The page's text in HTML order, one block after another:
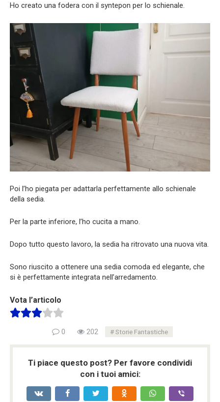
Ho creato una fodera con il syntepon per lo schienale.
Poi l’ho piegata per adattarla perfettamente allo schienale
della sedia.
Per la parte inferiore, l’ho cucita a mano.
Dopo tutto questo lavoro, la sedia ha ritrovato una nuova vita.
Sono riuscito a ottenere una sedia comoda ed elegante, che
si è perfettamente integrata nell’arredamento.
Vota l’articolo
0 202 Storie Fantastiche
Ti piace questo post? Per favore condividi
con i tuoi amici: